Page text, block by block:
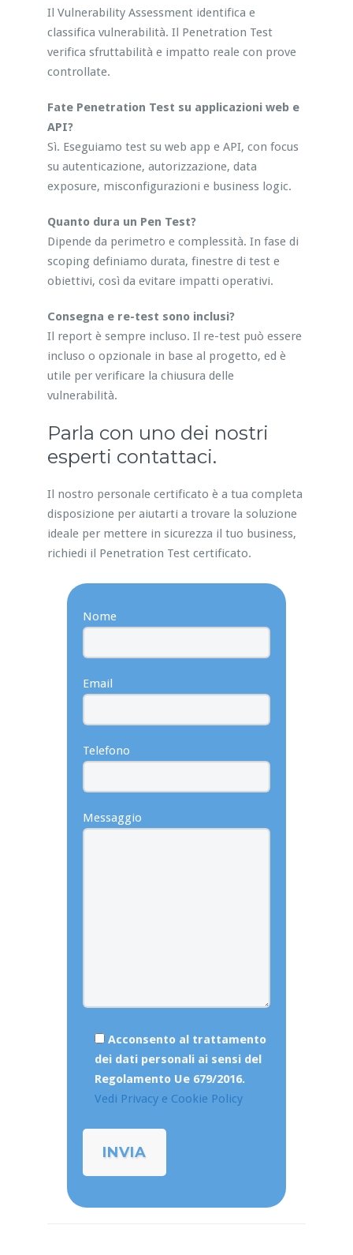
Il Vulnerability Assessment identifica e
classifica vulnerabilità. Il Penetration Test
verifica sfruttabilità e impatto reale con prove
controllate.
Fate Penetration Test su applicazioni web e
API?
Sì. Eseguiamo test su web app e API, con focus
su autenticazione, autorizzazione, data
exposure, misconfigurazioni e business logic.
Quanto dura un Pen Test?
Dipende da perimetro e complessità. In fase di
scoping definiamo durata, finestre di test e
obiettivi, così da evitare impatti operativi.
Consegna e re-test sono inclusi?
Il report è sempre incluso. Il re-test può essere
incluso o opzionale in base al progetto, ed è
utile per verificare la chiusura delle
vulnerabilità.
Parla con uno dei nostri
esperti contattaci.
Il nostro personale certificato è a tua completa
disposizione per aiutarti a trovare la soluzione
ideale per mettere in sicurezza il tuo business,
richiedi il Penetration Test certificato.
Nome
Email
Telefono
Messaggio
Acconsento al trattamento
dei dati personali ai sensi del
Regolamento Ue 679/2016.
Vedi Privacy e Cookie Policy